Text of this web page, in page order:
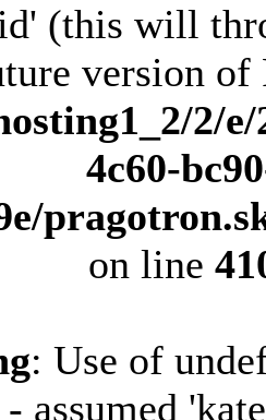
(this will
version of
2/e/
4c60-
on line
: Use of
assumed